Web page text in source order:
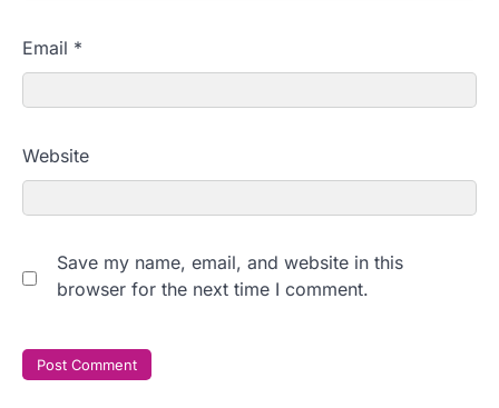
Email *
Website
Save my name, email, and website in this
browser for the next time I comment.